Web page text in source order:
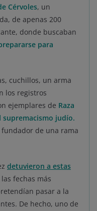
Cérvoles, un
de apenas 200
donde buscaban
para
cuchillos, un arma
los registros
ejemplares de Raza
supremacismo judío.
fundador de una rama
detuvieron a estas
fechas más
pasar a la
De hecho, uno de